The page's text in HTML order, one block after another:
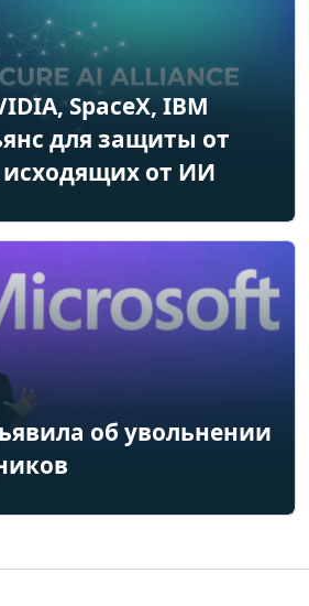
SpaceX, IBM
для защиты от
исходящих от ИИ
об увольнении